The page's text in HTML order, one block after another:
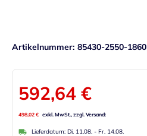
Artikelnummer 85430-2550-1860
592,64 €
498,02 €
Lieferdatum: Di. 11.08. - Fr. 14.08.